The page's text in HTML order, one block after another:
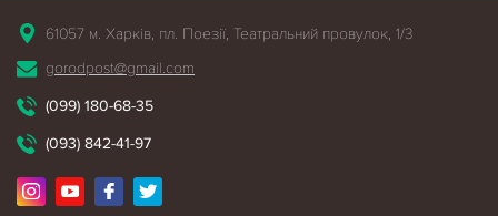
61057 м. Харків, пл. Поезії, Театральний провулок, 1/3
gorodpost@gmail.com
(099) 180-68-35
(093) 842-41-97